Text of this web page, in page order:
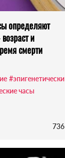
определяют
и
смерти
#эпигенетически
часы
736